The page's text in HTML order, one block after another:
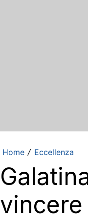
Home / Eccellenza
vincere